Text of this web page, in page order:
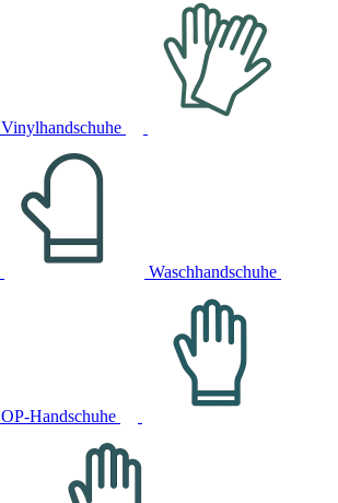
Vinylhandschuhe
Waschhandschuhe
OP-Handschuhe